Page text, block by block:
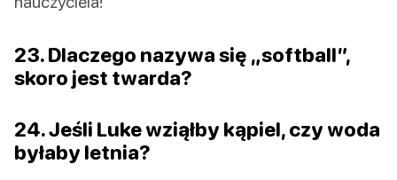
23. Dlaczego nazywa się „softball”,
skoro jest twarda?
24. Jeśli Luke wziąłby kąpiel, czy woda
byłaby letnia?